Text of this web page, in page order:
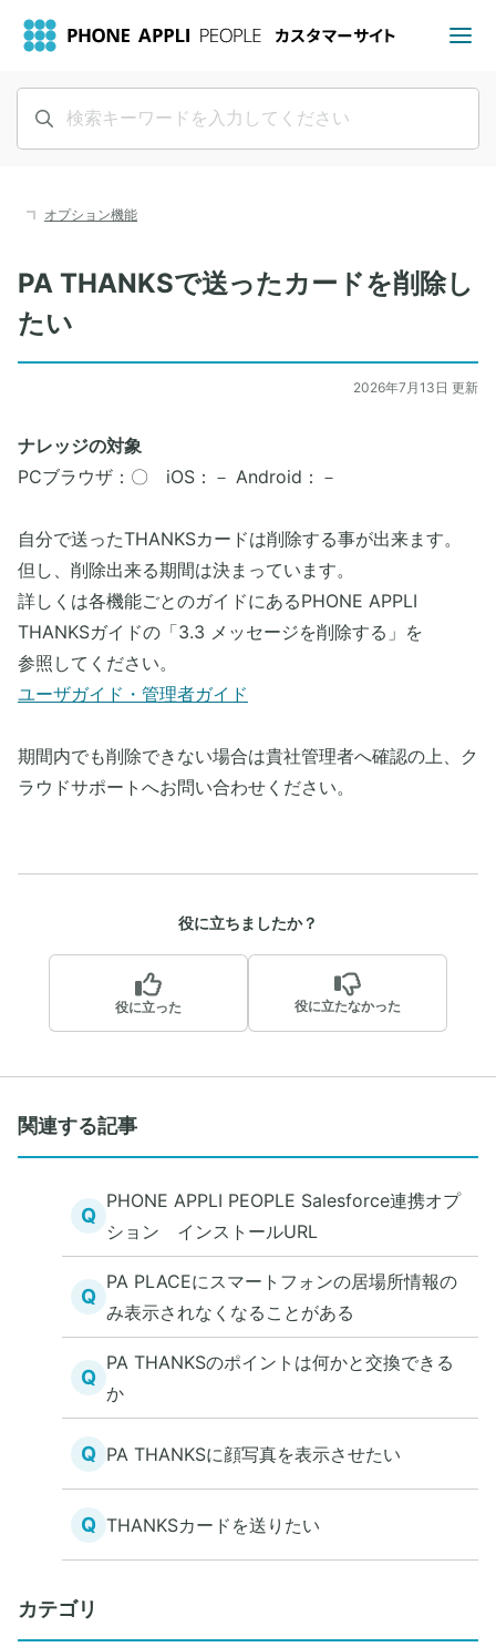
オプション機能
PA THANKSで送ったカードを削除し
たい
2026年7月13日 更新
ナレッジの対象
PCブラウザ：〇 iOS：－ Android：－
自分で送ったTHANKSカードは削除する事が出来ます。
但し、削除出来る期間は決まっています。
詳しくは各機能ごとのガイドにあるPHONE APPLI
THANKSガイドの「3.3 メッセージを削除する」を
参照してください。
ユーザガイド・管理者ガイド
期間内でも削除できない場合は貴社管理者へ確認の上、ク
ラウドサポートへお問い合わせください。
役に立ちましたか？
役に立った 役に立たなかった
関連する記事
Q
PHONE APPLI PEOPLE Salesforce連携オプ
ション インストールURL
Q
PA PLACEにスマートフォンの居場所情報の
み表示されなくなることがある
Q
PA THANKSのポイントは何かと交換できる
か
Q PA THANKSに顔写真を表示させたい
Q THANKSカードを送りたい
カテゴリ